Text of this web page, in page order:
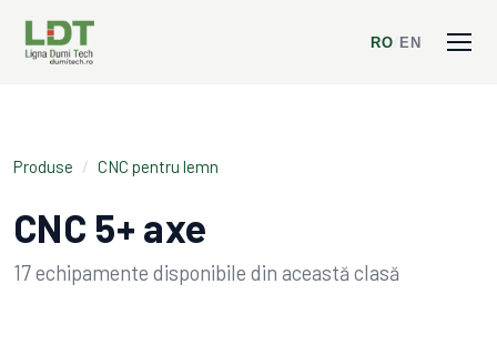
RO EN
Produse / CNC pentru lemn
CNC 5+ axe
17echipamente disponibile din această clasă